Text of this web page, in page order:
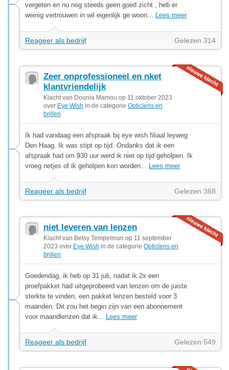
vergeten en nu nog steeds geen goed zicht , heb er
weinig vertrouwen in wil eigenlijk ge woon... Lees meer
Reageer als bedrijf Gelezen 314
Zeer onprofessioneel en nket
klantvriendelijk
Klacht van Dounia Mamou op 11 oktober 2023
over Eye Wish in de categorie Opticïens en
brillen
Ik had vandaag een afspraak bij eye wish filiaal leyweg
Den Haag. Ik was stipt op tijd. Ondanks dat ik een
afspraak had om 930 uur werd ik niet op tijd geholpen. Ik
vroeg netjes of ik geholpen kon worden... Lees meer
Reageer als bedrijf Gelezen 368
niet leveren van lenzen
Klacht van Betsy Tempelman op 11 september
2023 over Eye Wish in de categorie Opticïens en
brillen
Goedendag, ik heb op 31 juli, nadat ik 2x een
proefpakket had uitgeprobeerd van lenzen om de juiste
sterkte te vinden, een pakket lenzen besteld voor 3
maanden. Dit zou het begin zijn van een abonnement
voor maandlenzen dat ik... Lees meer
Reageer als bedrijf Gelezen 549